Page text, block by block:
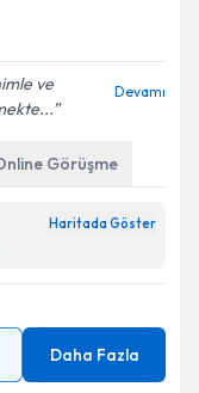
ve
Devamı
Görüşme
Haritada Göster
Daha Fazla